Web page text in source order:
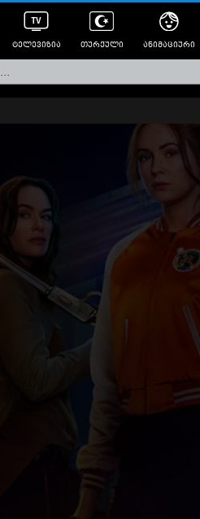
ტელევიზია თურქული ანიმაციური